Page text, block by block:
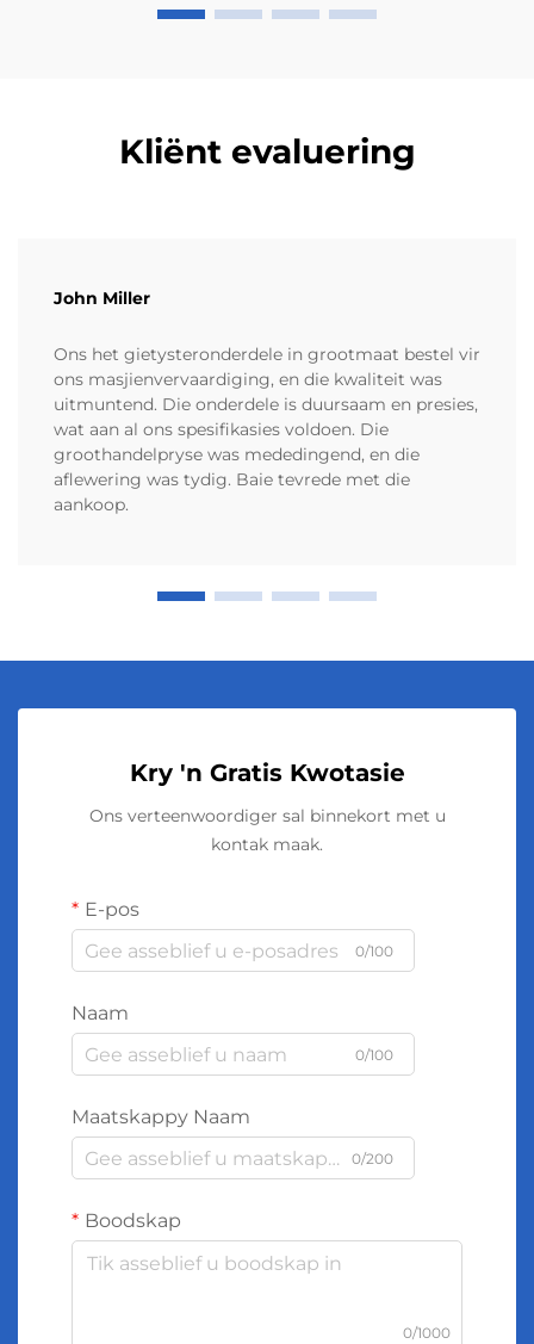
Kliënt evaluering
John Miller
Ons het gietysteronderdele in grootmaat bestel vir
ons masjienvervaardiging, en die kwaliteit was
uitmuntend. Die onderdele is duursaam en presies,
wat aan al ons spesifikasies voldoen. Die
groothandelpryse was mededingend, en die
aflewering was tydig. Baie tevrede met die
aankoop.
Kry 'n Gratis Kwotasie
Ons verteenwoordiger sal binnekort met u
kontak maak.
E-pos
0/100
Naam
0/100
Maatskappy Naam
0/200
Boodskap
0/1000